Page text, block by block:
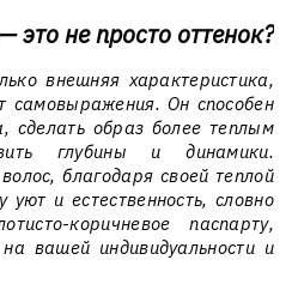
это не просто оттенок?
внешняя характеристика,
самовыражения. Он способен
сделать образ более теплым
глубины и динамики.
благодаря своей теплой
уют и естественность, словно
коричневое паспарту,
вашей индивидуальности и